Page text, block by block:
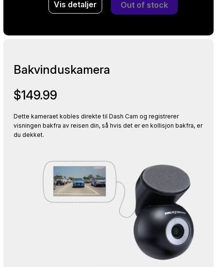
Vis detaljer Out of stock
Bakvinduskamera
$149.99
Dette kameraet kobles direkte til Dash Cam og registrerer
visningen bakfra av reisen din, så hvis det er en kollisjon bakfra, er
du dekket.